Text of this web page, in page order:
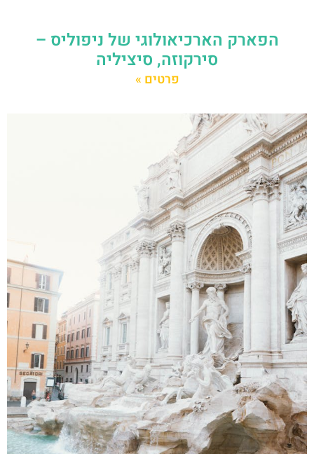
הפארק הארכיאולוגי של ניפוליס –
סירקוזה, סיציליה
פרטים »